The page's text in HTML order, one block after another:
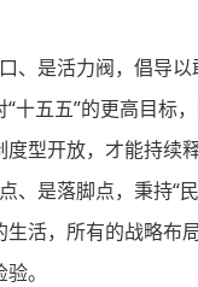
是活力阀，倡导
十五五”的更高目标
型开放，才能持续
是落脚点，秉持“
活，所有的战略
。